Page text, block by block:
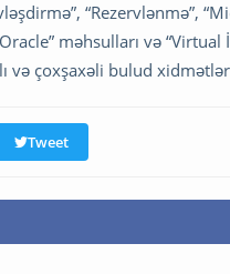
“Rezervlənmə”,
məhsulları və
və çoxşaxəli bulud
Tweet